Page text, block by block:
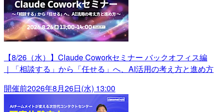
【8/26（水）】Claude Coworkセミナー バックオフィス編
｜「相談する」から「任せる」へ、AI活用の考え方と進め方
開催前2026年8月26日(水) 13:00